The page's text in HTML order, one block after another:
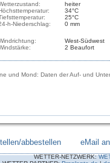
h-Niederschlag:
heiter
34°C
25°C
0 mm
West-Südwest
2 Beaufort
und Mond: Daten der Auf- und
abbestellen eMail
WETTER-NETZWERK: